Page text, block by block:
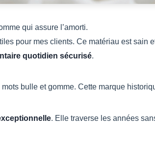
qui assure l’amorti.
pour mes clients. Ce matériau est sain
quotidien sécurisé.
mots bulle et gomme. Cette marque
. Elle traverse les années